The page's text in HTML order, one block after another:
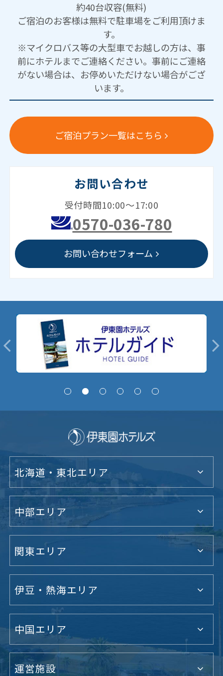
約40台収容(無料)
ご宿泊のお客様は無料で駐車場をご利用頂けま
す。
※マイクロバス等の大型車でお越しの方は、事
前にホテルまでご連絡ください。事前にご連絡
がない場合は、お停めいただけない場合がござ
います。
ご宿泊プラン一覧はこちら
お問い合わせ
受付時間10:00～17:00
0570-036-780
お問い合わせフォーム
北海道・東北エリア
中部エリア
関東エリア
伊豆・熱海エリア
中国エリア
運営施設